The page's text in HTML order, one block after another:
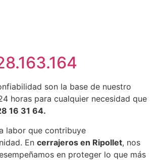
son la base de nuestro
horas para cualquier necesidad que
16 31 64.
labor que contribuye
En cerrajeros en Ripollet, nos
en proteger lo que más